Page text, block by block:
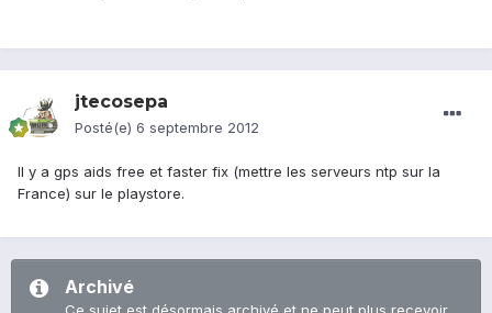
jtecosepa
Posté(e) 6 septembre 2012
Il y a gps aids free et faster fix (mettre les serveurs ntp sur la
France) sur le playstore.
Archivé